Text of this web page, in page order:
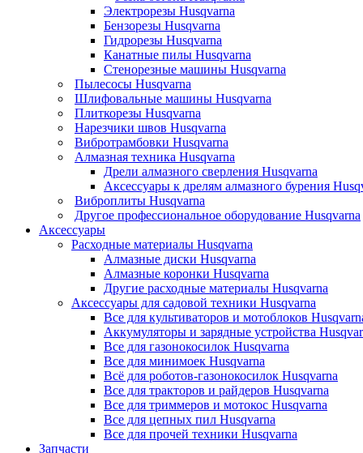
Электрорезы Husqvarna
Бензорезы Husqvarna
Гидрорезы Husqvarna
Канатные пилы Husqvarna
Стенорезные машины Husqvarna
Пылесосы Husqvarna
Шлифовальные машины Husqvarna
Плиткорезы Husqvarna
Нарезчики швов Husqvarna
Вибротрамбовки Husqvarna
Алмазная техника Husqvarna
Дрели алмазного сверления Husqvarna
Аксессуары к дрелям алмазного бурения
Виброплиты Husqvarna
Другое профессиональное оборудование Husqvarna
Аксессуары
Расходные материалы Husqvarna
Алмазные диски Husqvarna
Алмазные коронки Husqvarna
Другие расходные материалы Husqvarna
Аксессуары для садовой техники Husqvarna
Все для культиваторов и мотоблоков
Аккумуляторы и зарядные устройства
Все для газонокосилок Husqvarna
Все для минимоек Husqvarna
Всё для роботов-газонокосилок Husqvarna
Все для тракторов и райдеров Husqvarna
Все для триммеров и мотокос Husqvarna
Все для цепных пил Husqvarna
Все для прочей техники Husqvarna
Запчасти